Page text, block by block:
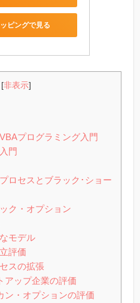
ピングで見る
[非表示]
プログラミング入門
門
ロセスとブラック･ショー
ク・オプション
モデル
評価
スの拡張
ップ企業の評価
・オプションの評価